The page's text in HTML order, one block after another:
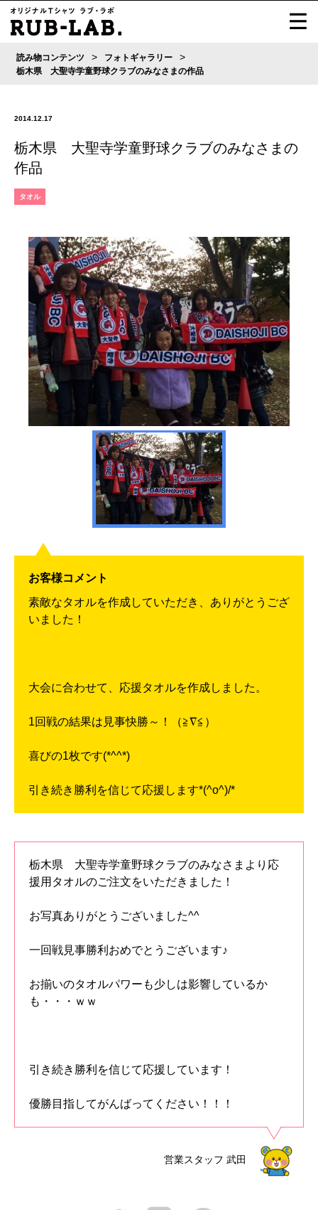
読み物コンテンツ > フォトギャラリー >
栃木県 大聖寺学童野球クラブのみなさまの作品
2014.12.17
栃木県 大聖寺学童野球クラブのみなさまの
作品
タオル
お客様コメント
素敵なタオルを作成していただき、ありがとうござ
いました！
大会に合わせて、応援タオルを作成しました。
1回戦の結果は見事快勝～！（≧∇≦）
喜びの1枚です(*^^*)
引き続き勝利を信じて応援します*(^o^)/*
栃木県 大聖寺学童野球クラブのみなさまより応
援用タオルのご注文をいただきました！
お写真ありがとうございました^^
一回戦見事勝利おめでとうございます♪
お揃いのタオルパワーも少しは影響しているか
も・・・ｗｗ
引き続き勝利を信じて応援しています！
優勝目指してがんばってください！！！
営業スタッフ 武田